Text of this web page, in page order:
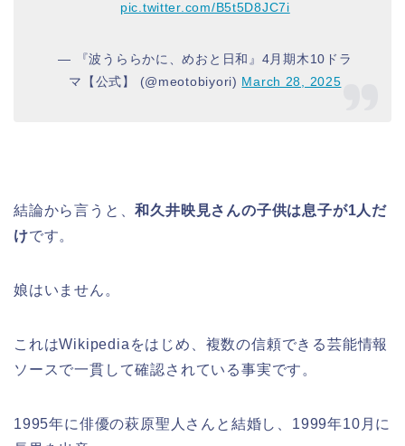
pic.twitter.com/B5t5D8JC7i
— 『波うららかに、めおと日和』4月期木10ドラ
マ【公式】 (@meotobiyori) March 28, 2025
結論から言うと、和久井映見さんの子供は息子が1人だ
けです。
娘はいません。
これはWikipediaをはじめ、複数の信頼できる芸能情報
ソースで一貫して確認されている事実です。
1995年に俳優の萩原聖人さんと結婚し、1999年10月に